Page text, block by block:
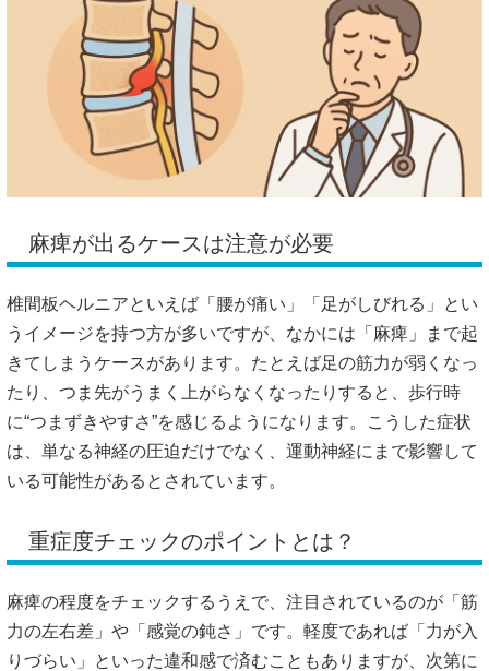
麻痺が出るケースは注意が必要
椎間板ヘルニアといえば「腰が痛い」「足がしびれる」とい
うイメージを持つ方が多いですが、なかには「麻痺」まで起
きてしまうケースがあります。たとえば足の筋力が弱くなっ
たり、つま先がうまく上がらなくなったりすると、歩行時
に“つまずきやすさ”を感じるようになります。こうした症状
は、単なる神経の圧迫だけでなく、運動神経にまで影響して
いる可能性があるとされています。
重症度チェックのポイントとは？
麻痺の程度をチェックするうえで、注目されているのが「筋
力の左右差」や「感覚の鈍さ」です。軽度であれば「力が入
りづらい」といった違和感で済むこともありますが、次第に